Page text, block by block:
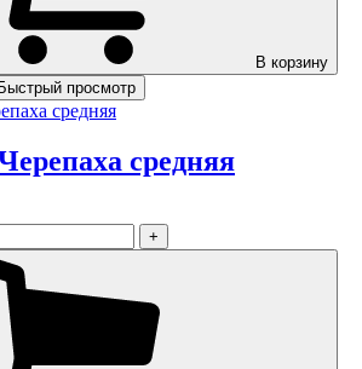
В корзину
просмотр
средняя
+